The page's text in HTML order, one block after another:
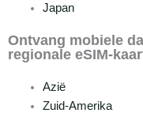
Japan
Ontvang mobiele
regionale eSIM-
Azië
Zuid-Amerika